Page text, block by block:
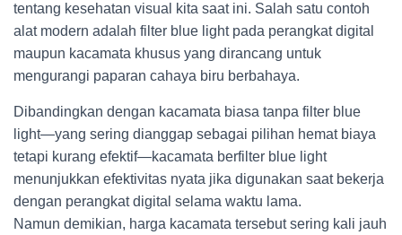
tentang kesehatan visual kita saat ini. Salah satu contoh
alat modern adalah filter blue light pada perangkat digital
maupun kacamata khusus yang dirancang untuk
mengurangi paparan cahaya biru berbahaya.
Dibandingkan dengan kacamata biasa tanpa filter blue
light—yang sering dianggap sebagai pilihan hemat biaya
tetapi kurang efektif—kacamata berfilter blue light
menunjukkan efektivitas nyata jika digunakan saat bekerja
dengan perangkat digital selama waktu lama.
Namun demikian, harga kacamata tersebut sering kali jauh